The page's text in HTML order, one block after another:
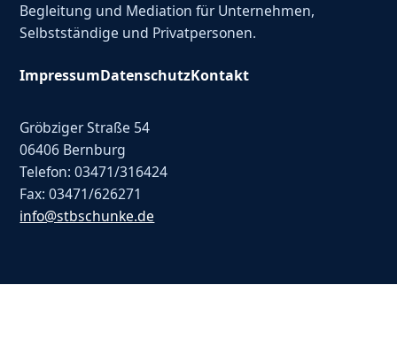
Begleitung und Mediation für Unternehmen,
Selbstständige und Privatpersonen.
ImpressumDatenschutzKontakt
Gröbziger Straße 54
06406 Bernburg
Telefon: 03471/316424
Fax: 03471/626271
info@stbschunke.de